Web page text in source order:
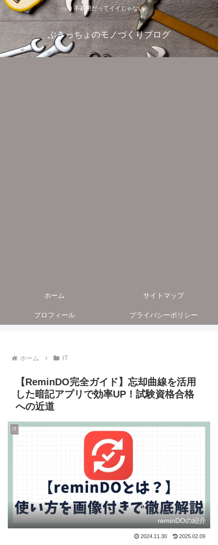
不器用だってイイじゃない
ぶきっちょのモノづくりブログ
ホーム サイトマップ
プロフィール プライバシーポリシー
ホーム IT
【ReminDO完全ガイド】忘却曲線を活用
した暗記アプリで効率UP！試験資格合格
への近道
IT
reminDOの紹介
2024.11.30 2025.02.09